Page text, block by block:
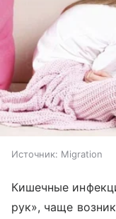
Источник: Migration
Кишечные
рук», чаще